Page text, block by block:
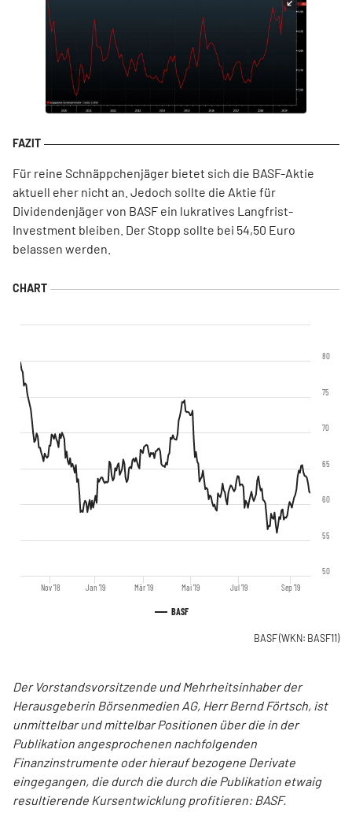
Für reine Schnäppchenjäger bietet sich die BASF-Aktie
aktuell eher nicht an. Jedoch sollte die Aktie für
Dividendenjäger von BASF ein lukratives Langfrist-
Investment bleiben. Der Stopp sollte bei 54,50 Euro
belassen werden.
BASF
Nov '18 Jan '19 Mär '19 Mai '19 Jul '19 Sep '19
50
55
60
65
70
75
80
BASF(WKN: BASF11)
Der Vorstandsvorsitzende und Mehrheitsinhaber der
Herausgeberin Börsenmedien AG, Herr Bernd Förtsch, ist
unmittelbar und mittelbar Positionen über die in der
Publikation angesprochenen nachfolgenden
Finanzinstrumente oder hierauf bezogene Derivate
eingegangen, die durch die durch die Publikation etwaig
resultierende Kursentwicklung profitieren: BASF.